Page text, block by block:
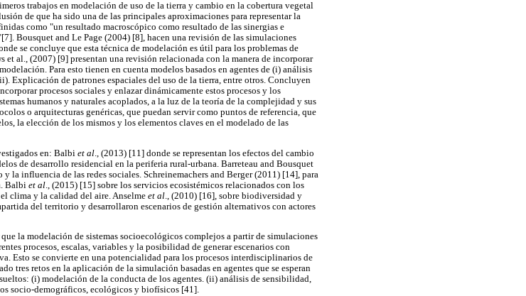
trabajos en modelación de uso de la tierra y cambio en la cobertura vegetal
de que ha sido una de las principales aproximaciones para representar la
como "un resultado macroscópico como resultado de las sinergias e
Bousquet and Le Page (2004) [8], hacen una revisión de las simulaciones
se concluye que esta técnica de modelación es útil para los problemas de
et al., (2007) [9] presentan una revisión relacionada con la manera de incorporar
Para esto tienen en cuenta modelos basados en agentes de (i) análisis
de patrones espaciales del uso de la tierra, entre otros. Concluyen
procesos sociales y enlazar dinámicamente estos procesos y los
humanos y naturales acoplados, a la luz de la teoría de la complejidad y sus
o arquitecturas genéricas, que puedan servir como puntos de referencia, que
la elección de los mismos y los elementos claves en el modelado de las
en: Balbi et al ., (2013) [11] donde se representan los efectos del cambio
de desarrollo residencial en la periferia rural-urbana. Barreteau and Bousquet
la influencia de las redes sociales. Schreinemachers and Berger (2011) [14], para
Balbi et al ., (2015) [15] sobre los servicios ecosistémicos relacionados con los
clima y la calidad del aire. Anselme et al ., (2010) [16], sobre biodiversidad y
del territorio y desarrollaron escenarios de gestión alternativos con actores
la modelación de sistemas socioecológicos complejos a partir de simulaciones
procesos, escalas, variables y la posibilidad de generar escenarios con
Esto se convierte en una potencialidad para los procesos interdisciplinarios de
tres retos en la aplicación de la simulación basadas en agentes que se esperan
(i) modelación de la conducta de los agentes. (ii) análisis de sensibilidad,
socio-demográficos, ecológicos y biofísicos [41].